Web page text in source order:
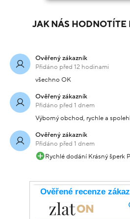
JAK NÁS HODNOTÍTE
Ověřený zákazník
Přidáno před 12 hodinami
všechno OK
Ověřený zákazník
Přidáno před 1 dnem
Výborný obchod, rychle a
Ověřený zákazník
Přidáno před 1 dnem
Rychlé dodání Krásný šperk